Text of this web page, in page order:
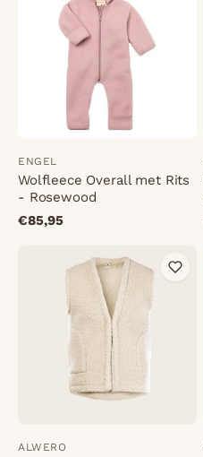
ENGEL
Wolfleece Overall met Rits
- Rosewood
€85,95
ALWERO